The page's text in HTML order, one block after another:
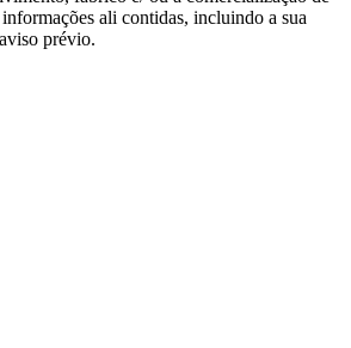
ali contidas, incluindo a sua
prévio.